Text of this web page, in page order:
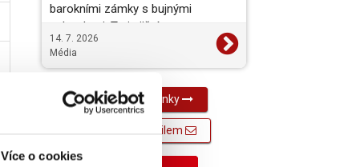
Více o cookies
barokními zámky s bujnými
zahradami. To je jižní a…
14. 7. 2026
Média
Všechny novinky
Novinky e-mailem